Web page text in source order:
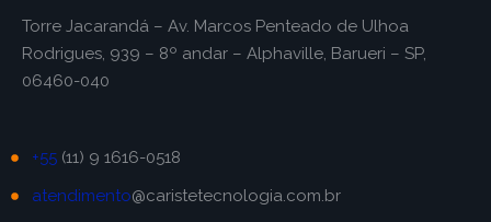
Torre Jacarandá – Av. Marcos Penteado de Ulhoa
Rodrigues, 939 – 8º andar – Alphaville, Barueri – SP,
06460-040
+55(11) 9 1616-0518
atendimento@caristetecnologia.com.br